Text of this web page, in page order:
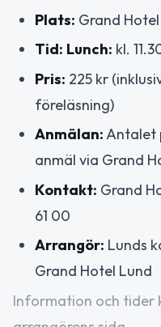
Plats: Grand
Tid: Lunch: kl.
Pris: 225 kr
föreläsning)
Anmälan:Antalet
anmäl via Grand
Kontakt: Grand
61 00
Arrangör: Lunds
Grand Hotel Lund
Information och tider